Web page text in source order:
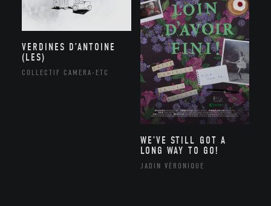
VERDINES D’ANTOINE
(LES)
COLLECTIF CAMERA-ETC
WE’VE STILL GOT A
LONG WAY TO GO!
JADIN VÉRONIQUE